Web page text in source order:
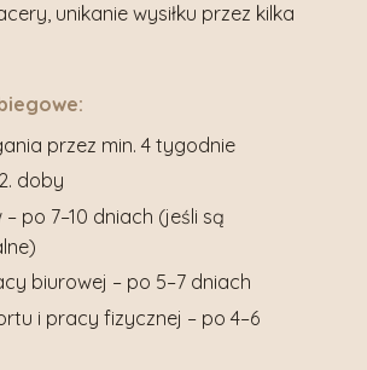
unikanie wysiłku przez kilka
przez min. 4 tygodnie
doby
po 7–10 dniach (jeśli są
biurowej – po 5–7 dniach
i pracy fizycznej – po 4–6